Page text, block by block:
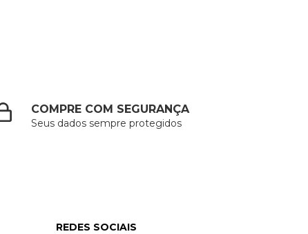
COMPRE COM SEGURANÇA
Seus dados sempre protegidos
REDES SOCIAIS